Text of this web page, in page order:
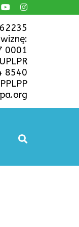
0001
8540